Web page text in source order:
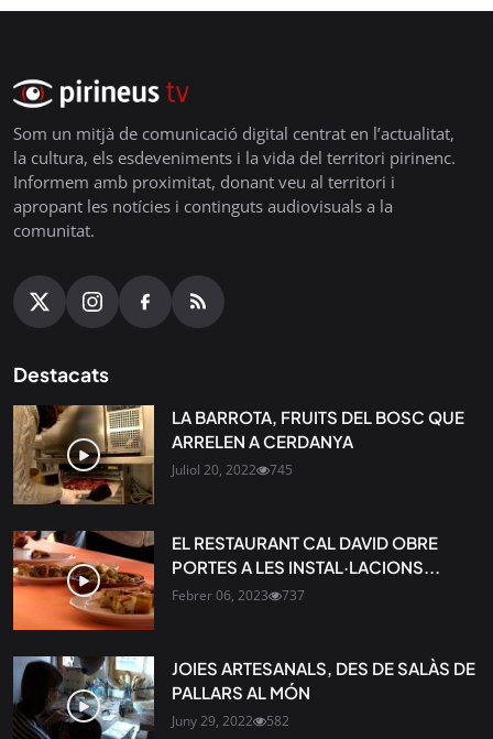
Som un mitjà de comunicació digital centrat en l’actualitat,
la cultura, els esdeveniments i la vida del territori pirinenc.
Informem amb proximitat, donant veu al territori i
apropant les notícies i continguts audiovisuals a la
comunitat.
Destacats
LA BARROTA, FRUITS DEL BOSC QUE
ARRELEN A CERDANYA
Juliol 20, 2022 745
EL RESTAURANT CAL DAVID OBRE
PORTES A LES INSTAL·LACIONS...
Febrer 06, 2023 737
JOIES ARTESANALS, DES DE SALÀS DE
PALLARS AL MÓN
Juny 29, 2022 582